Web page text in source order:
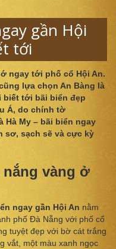
gần Hội
tới
ngay tới phố cổ Hội An.
lựa chọn An Bàng là
tới bãi biển đẹp
Á, do chính tờ
Hà My – bãi biển ngay
sơ, sạch sẽ và cực kỳ
nắng vàng ở
ngay gần Hội An nằm
phố Đà Nẵng với phố cổ
tuyệt đẹp với bờ cát trắng
vắt, một màu xanh ngọc